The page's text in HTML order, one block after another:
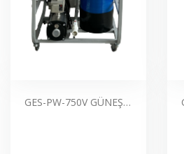
GES-PW-750V GÜNEŞ PANELLERİ İÇİN MOBİL SAF SU ARITMA SİSTEMLERİ